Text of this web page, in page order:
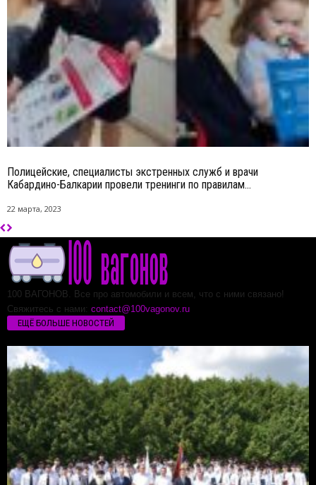
Полицейские, специалисты экстренных служб и врачи
Кабардино-Балкарии провели тренинги по правилам...
22 марта, 2023
100 ВАГОНОВ. Все про автомобили и всем, что с ними связано!
Свяжитесь с нами: contact@100vagonov.ru
ЕЩЁ БОЛЬШЕ НОВОСТЕЙ